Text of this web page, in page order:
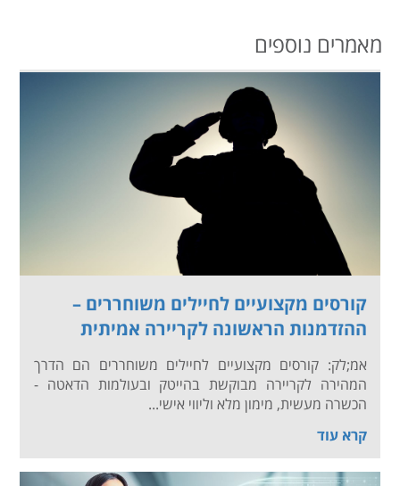
מאמרים נוספים
קורסים מקצועיים לחיילים משוחררים –
ההזדמנות הראשונה לקריירה אמיתית
אמ;לק: קורסים מקצועיים לחיילים משוחררים הם הדרך
המהירה לקריירה מבוקשת בהייטק ובעולמות הדאטה -
הכשרה מעשית, מימון מלא וליווי אישי...
קרא עוד